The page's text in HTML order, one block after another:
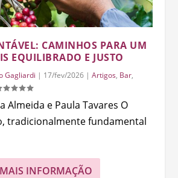
CAMINHOS PARA UM
EQUILIBRADO E JUSTO
Gagliardi | 17/fev/2026 |Artigos, Bar,
Almeida e Paula Tavares O
tradicionalmente fundamental
INFORMAÇÃO